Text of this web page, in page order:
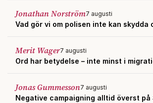
Jonathan Norström7 augusti
Vad gör vi om polisen inte kan skydda
Merit Wager7 augusti
Ord har betydelse – inte minst i
Jonas Gummesson7 augusti
Negative campaigning alltid överst på